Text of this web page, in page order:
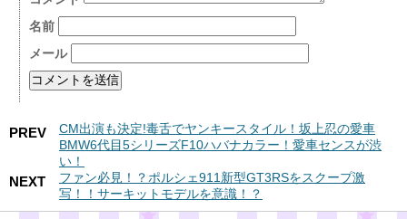
名前
メール
PREV
CM出演も決定!毒舌でヤンキースタイル！坂上忍の愛車
BMW6代目5シリーズF10ハバナカラー！愛車センスが渋
い！
NEXT
ファン必見！？ポルシェ911新型GT3RSをスクープ激
写！！サーキットモデルを意識！？